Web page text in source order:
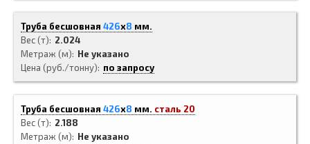
Труба бесшовная 426x8 мм.
Вес (т)
2.024
Метраж (м)
Не указано
Цена (руб./тонну)
по запросу
Труба бесшовная 426x8 мм. сталь 20
Вес (т)
2.188
Метраж (м)
Не указано